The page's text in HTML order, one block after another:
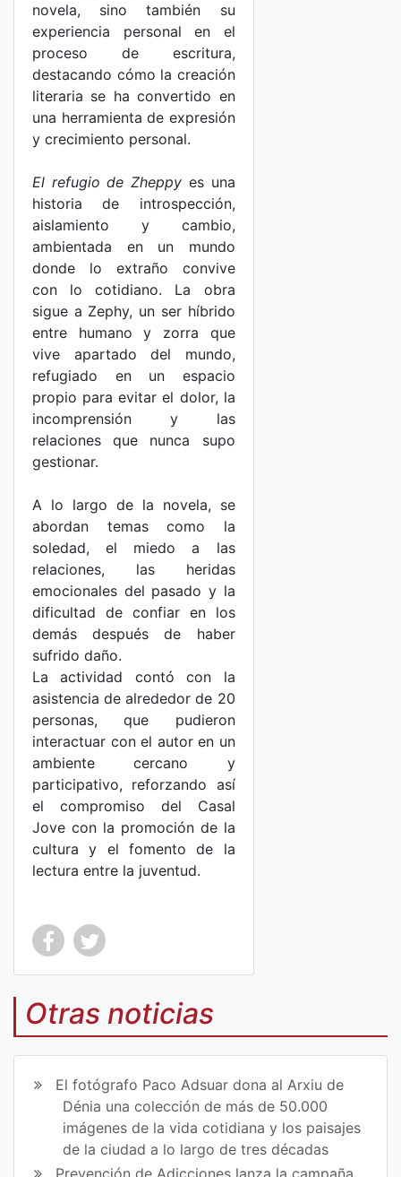
novela, sino también su
experiencia personal en el
proceso de escritura,
destacando cómo la creación
literaria se ha convertido en
una herramienta de expresión
y crecimiento personal.
El refugio de Zheppy es una
historia de introspección,
aislamiento y cambio,
ambientada en un mundo
donde lo extraño convive
con lo cotidiano. La obra
sigue a Zephy, un ser híbrido
entre humano y zorra que
vive apartado del mundo,
refugiado en un espacio
propio para evitar el dolor, la
incomprensión y las
relaciones que nunca supo
gestionar.
A lo largo de la novela, se
abordan temas como la
soledad, el miedo a las
relaciones, las heridas
emocionales del pasado y la
dificultad de confiar en los
demás después de haber
sufrido daño.
La actividad contó con la
asistencia de alrededor de 20
personas, que pudieron
interactuar con el autor en un
ambiente cercano y
participativo, reforzando así
el compromiso del Casal
Jove con la promoción de la
cultura y el fomento de la
lectura entre la juventud.
Co
mp
art
en
Fa
ce
Co
mp
art
ir
en
Tw
itt
Otras noticias
El fotógrafo Paco Adsuar dona al Arxiu de
Dénia una colección de más de 50.000
imágenes de la vida cotidiana y los paisajes
de la ciudad a lo largo de tres décadas